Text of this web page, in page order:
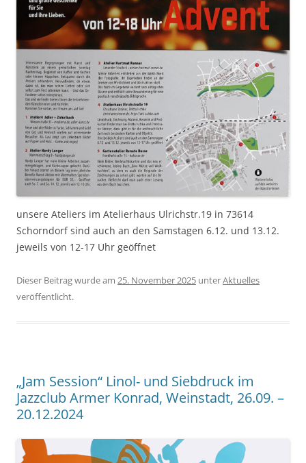
unsere Ateliers im Atelierhaus Ulrichstr.19 in 73614
Schorndorf sind auch an den Samstagen 6.12. und 13.12.
jeweils von 12-17 Uhr geöffnet
Dieser Beitrag wurde am 25. November 2025 unterAktuelles
veröffentlicht.
„Jam Session“ Linol- und Siebdruck im
Jazzclub Armer Konrad, Weinstadt, 26.09. –
20.12.2024